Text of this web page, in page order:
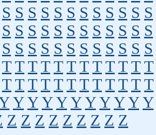
S S S S S S S S S S S S
S S S S S S S S S S S S
S S S S S S S S S S S S
T T T T T T T T T T T T
T T T T T T T T T T T T
Y Y Y Y Y Y Y Y Y Y
Z Z Z Z Z Z Z Z Z